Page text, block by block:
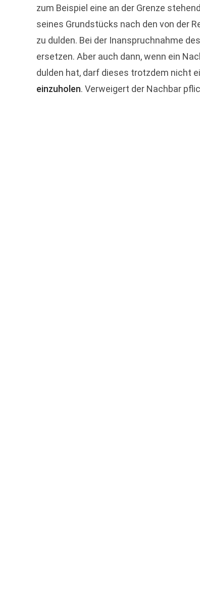
zum Beispiel eine an der Grenze
seines Grundstücks nach den von der
zu dulden. Bei der Inanspruchnahme
ersetzen. Aber auch dann, wenn ein
dulden hat, darf dieses trotzdem nicht
einzuholen. Verweigert der Nachbar